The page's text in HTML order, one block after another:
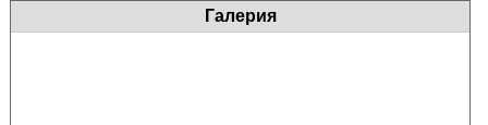
Галерия